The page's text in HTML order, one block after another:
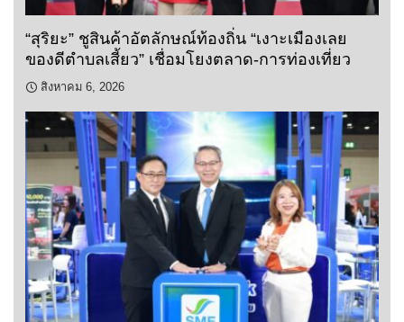
“สุริยะ” ชูสินค้าอัตลักษณ์ท้องถิ่น “เงาะเมืองเลย
ของดีตำบลเสี้ยว” เชื่อมโยงตลาด-การท่องเที่ยว
สิงหาคม 6, 2026